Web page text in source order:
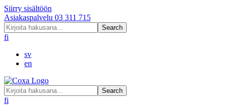
Siirry sisältöön
Asiakaspalvelu 03 311 715
Search
fi
sv
en
Search
fi